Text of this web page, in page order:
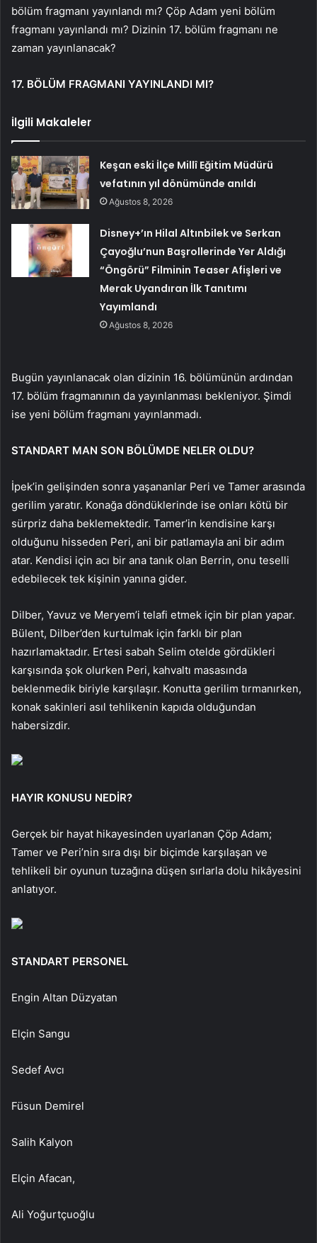
bölüm fragmanı yayınlandı mı? Çöp Adam yeni bölüm
fragmanı yayınlandı mı? Dizinin 17. bölüm fragmanı ne
zaman yayınlanacak?
17. BÖLÜM FRAGMANI YAYINLANDI MI?
İlgili Makaleler
Keşan eski İlçe Millî Eğitim Müdürü
vefatının yıl dönümünde anıldı
Ağustos 8, 2026
Disney+’ın Hilal Altınbilek ve Serkan
Çayoğlu’nun Başrollerinde Yer Aldığı
“Öngörü” Filminin Teaser Afişleri ve
Merak Uyandıran İlk Tanıtımı
Yayımlandı
Ağustos 8, 2026
Bugün yayınlanacak olan dizinin 16. bölümünün ardından
17. bölüm fragmanının da yayınlanması bekleniyor. Şimdi
ise yeni bölüm fragmanı yayınlanmadı.
STANDART MAN SON BÖLÜMDE NELER OLDU?
İpek’in gelişinden sonra yaşananlar Peri ve Tamer arasında
gerilim yaratır. Konağa döndüklerinde ise onları kötü bir
sürpriz daha beklemektedir. Tamer’in kendisine karşı
olduğunu hisseden Peri, ani bir patlamayla ani bir adım
atar. Kendisi için acı bir ana tanık olan Berrin, onu teselli
edebilecek tek kişinin yanına gider.
Dilber, Yavuz ve Meryem’i telafi etmek için bir plan yapar.
Bülent, Dilber’den kurtulmak için farklı bir plan
hazırlamaktadır. Ertesi sabah Selim otelde gördükleri
karşısında şok olurken Peri, kahvaltı masasında
beklenmedik biriyle karşılaşır. Konutta gerilim tırmanırken,
konak sakinleri asıl tehlikenin kapıda olduğundan
habersizdir.
HAYIR KONUSU NEDİR?
Gerçek bir hayat hikayesinden uyarlanan Çöp Adam;
Tamer ve Peri’nin sıra dışı bir biçimde karşılaşan ve
tehlikeli bir oyunun tuzağına düşen sırlarla dolu hikâyesini
anlatıyor.
STANDART PERSONEL
Engin Altan Düzyatan
Elçin Sangu
Sedef Avcı
Füsun Demirel
Salih Kalyon
Elçin Afacan,
Ali Yoğurtçuoğlu